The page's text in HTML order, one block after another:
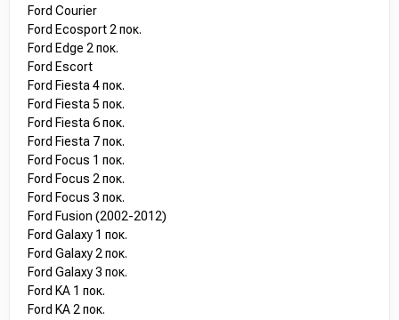
Ford Courier
Ford Ecosport 2 пок.
Ford Edge 2 пок.
Ford Escort
Ford Fiesta 4 пок.
Ford Fiesta 5 пок.
Ford Fiesta 6 пок.
Ford Fiesta 7 пок.
Ford Focus 1 пок.
Ford Focus 2 пок.
Ford Focus 3 пок.
Ford Fusion (2002-2012)
Ford Galaxy 1 пок.
Ford Galaxy 2 пок.
Ford Galaxy 3 пок.
Ford KA 1 пок.
Ford KA 2 пок.